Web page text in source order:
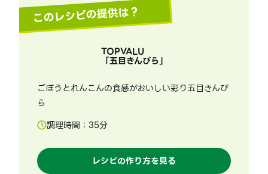
このレシピの提供は？
TOPVALU
「五目きんぴら」
ごぼうとれんこんの食感がおいしい彩り五目きんぴ
ら
調理時間： 35分
レシピの作り方を見る